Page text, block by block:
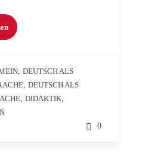
, DEUTSCH ALS
, DEUTSCH ALS
, DIDAKTIK,
0